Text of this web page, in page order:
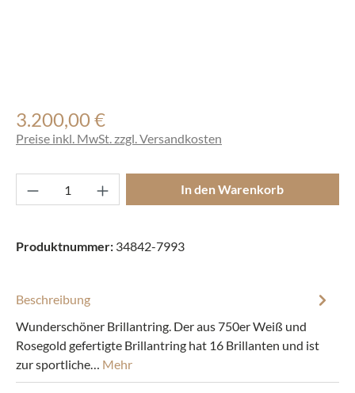
Regulärer Preis:
3.200,00 €
Preise inkl. MwSt. zzgl. Versandkosten
Produkt Anzahl: Gib den gewünschten
In den Warenkorb
Produktnummer: 34842-7993
Beschreibung
Wunderschöner Brillantring. Der aus 750er Weiß und
Rosegold gefertigte Brillantring hat 16 Brillanten und ist
zur sportliche… Mehr